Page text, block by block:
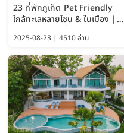
23 ที่พักภูเก็ต Pet Friendly
ใกล้ทะเลหลายโซน & ในเมือง |
2025-08-23 | 4510 อ่าน